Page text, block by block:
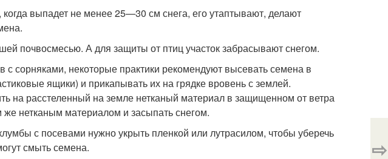
выпадет не менее 25—30 см снега, его утаптывают, делают
почвосмесью. А для защиты от птиц участок забрасывают снегом.
с сорняками, некоторые практики рекомендуют высевать семена в
ящики) и прикапывать их на грядке вровень с землей.
на расстеленный на земле нетканый материал в защищенном от ветра
же нетканым материалом и засыпать снегом.
с посевами нужно укрыть пленкой или лутрасилом, чтобы уберечь
смыть семена.
⇨